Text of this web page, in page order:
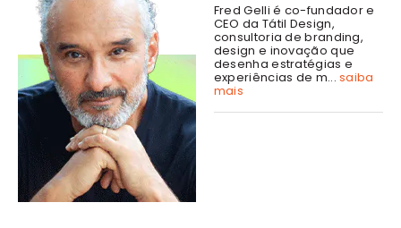
Fred Gelli é co-fundador e
CEO da Tátil Design,
consultoria de branding,
design e inovação que
desenha estratégias e
experiências de m...saiba
mais